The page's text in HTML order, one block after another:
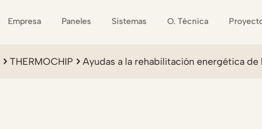
Empresa Paneles Sistemas O. Técnica
THERMOCHIP Ayudas a la rehabilitación energética